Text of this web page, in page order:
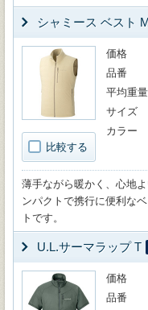
シャミース ベスト
比較する
価格
品番
平均重量
サイズ
カラー
薄手ながら暖かく、心地
ンパクトで携行に便利な
トです。
U.L.サーマラップ T
価格
品番